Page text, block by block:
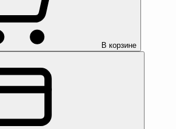
В корзине